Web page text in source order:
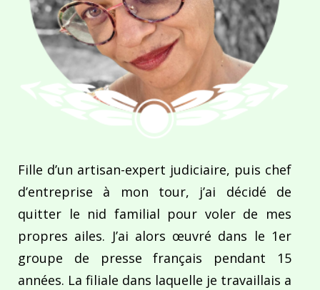
Fille d’un artisan-expert judiciaire, puis chef
d’entreprise à mon tour, j’ai décidé de
quitter le nid familial pour voler de mes
propres ailes. J’ai alors œuvré dans le 1er
groupe de presse français pendant 15
années. La filiale dans laquelle je travaillais a